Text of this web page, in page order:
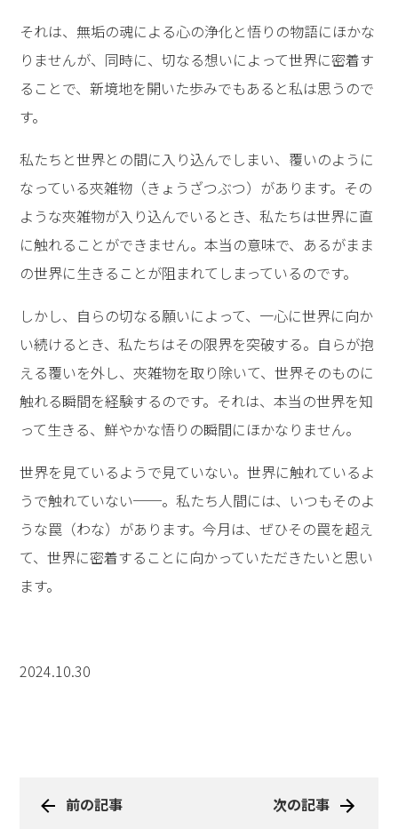
それは、無垢の魂による心の浄化と悟りの物語にほかな
りませんが、同時に、切なる想いによって世界に密着す
ることで、新境地を開いた歩みでもあると私は思うので
す。
私たちと世界との間に入り込んでしまい、覆いのように
なっている夾雑物（きょうざつぶつ）があります。その
ような夾雑物が入り込んでいるとき、私たちは世界に直
に触れることができません。本当の意味で、あるがまま
の世界に生きることが阻まれてしまっているのです。
しかし、自らの切なる願いによって、一心に世界に向か
い続けるとき、私たちはその限界を突破する。自らが抱
える覆いを外し、夾雑物を取り除いて、世界そのものに
触れる瞬間を経験するのです。それは、本当の世界を知
って生きる、鮮やかな悟りの瞬間にほかなりません。
世界を見ているようで見ていない。世界に触れているよ
うで触れていない──。私たち人間には、いつもそのよ
うな罠（わな）があります。今月は、ぜひその罠を超え
て、世界に密着することに向かっていただきたいと思い
ます。
2024.10.30
前の記事 次の記事